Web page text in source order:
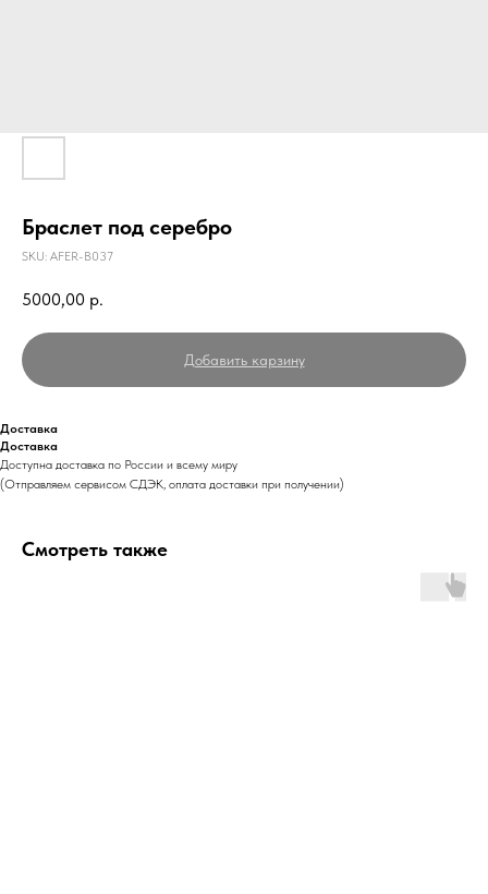
Браслет под серебро
SKU: AFER-B037
5000,00 р.
Добавить карзину
Доставка
Доставка
Доступна доставка по России и всему миру
(Отправляем сервисом СДЭК, оплата доставки при получении)
Смотреть также